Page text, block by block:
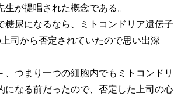
が提唱された概念である。
尿になるなら、ミトコンドリア遺伝子
司から否定されていたので思い出深
つまり一つの細胞内でもミトコンドリ
なる前だったので、否定した上司の心